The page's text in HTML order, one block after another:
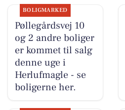
BOLIGMARKED
Pøllegårdsvej 10
og 2 andre boliger
er kommet til salg
denne uge i
Herlufmagle - se
boligerne her.